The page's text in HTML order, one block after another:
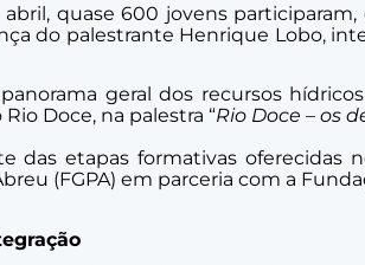
quase 600 jovens
do palestrante Henrique Lobo,
geral dos recursos
Doce, na palestra “Rio Doce – os
das etapas formativas oferecidas
(FGPA) em parceria com a